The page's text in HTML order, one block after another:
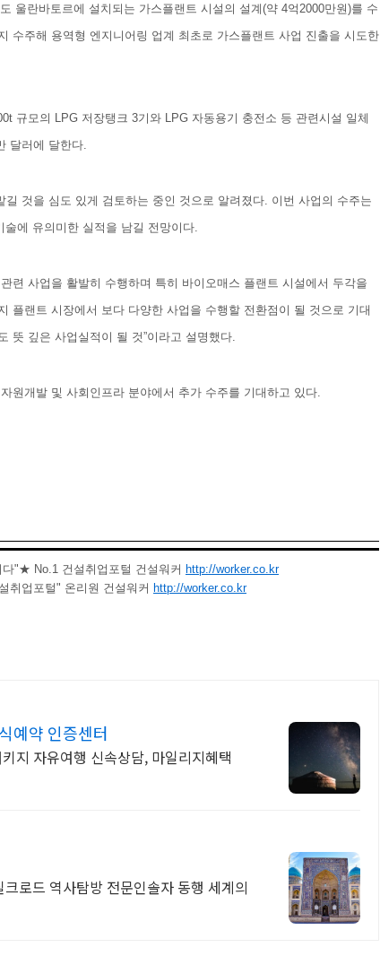
울란바토르에 설치되는 가스플랜트 시설의 설계(약 4억2000만원)를 수
수주해 용역형 엔지니어링 업계 최초로 가스플랜트 사업 진출을 시도한
규모의 LPG 저장탱크 3기와 LPG 자동용기 충전소 등 관련시설 일체
달러에 달한다.
것을 심도 있게 검토하는 중인 것으로 알려졌다. 이번 사업의 수주는
에 유의미한 실적을 남길 전망이다.
련 사업을 활발히 수행하며 특히 바이오매스 플랜트 시설에서 두각을
플랜트 시장에서 보다 다양한 사업을 수행할 전환점이 될 것으로 기대
뜻 깊은 사업실적이 될 것”이라고 설명했다.
원개발 및 사회인프라 분야에서 추가 수주를 기대하고 있다.
"★ No.1 건설취업포털 건설워커 http://worker.co.kr
취업포털" 온리원 건설워커 http://worker.co.kr
예약 인증센터
지 자유여행 신속상담, 마일리지혜택
로드 역사탐방 전문인솔자 동행 세계의